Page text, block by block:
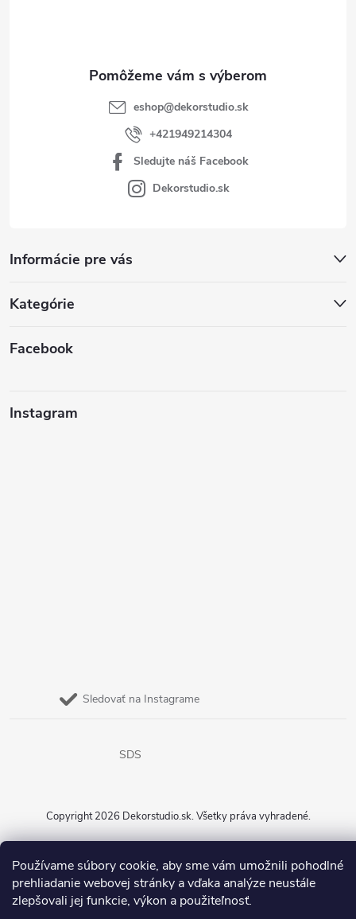
Používame súbory cookie, aby sme vám umožnili pohodlné
prehliadanie webovej stránky a vďaka analýze neustále
zlepšovali jej funkcie, výkon a použiteľnosť.
Informácie pre vás
Kategórie
Facebook
Instagram
Sledovať na Instagrame
eshop@dekorstudio.sk
+421949214304
Sledujte náš Facebook
Dekorstudio.sk
SDS
Copyright 2026 Dekorstudio.sk. Všetky práva vyhradené.